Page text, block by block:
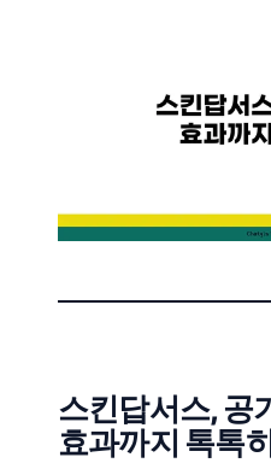
스킨답서스, 공
효과까지 톡톡